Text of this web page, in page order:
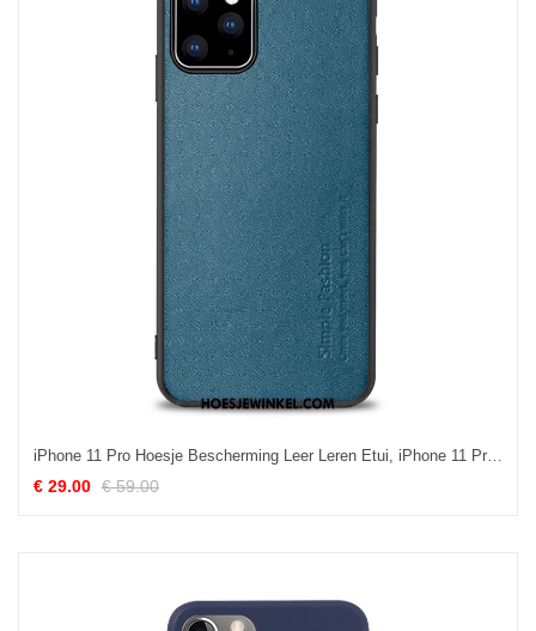
iPhone 11 Pro Hoesje Bescherming Leer Leren Etui, iPhone 11 Pro Hoesje Anti-fall Patroon
€ 29.00 € 59.00